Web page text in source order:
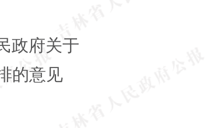
政府关于
的意见